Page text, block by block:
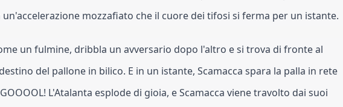
un'accelerazione mozzafiato che il cuore dei tifosi si ferma per un istante.
un fulmine, dribbla un avversario dopo l'altro e si trova di fronte al
del pallone in bilico. E in un istante, Scamacca spara la palla in rete
L'Atalanta esplode di gioia, e Scamacca viene travolto dai suoi